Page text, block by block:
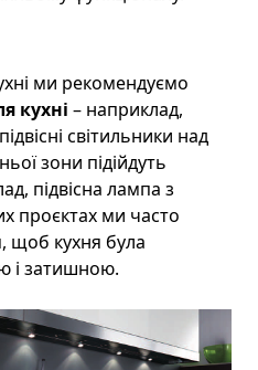
ми рекомендуємо
кухні – наприклад,
світильники над
зони підійдуть
підвісна лампа з
проєктах ми часто
щоб кухня була
і затишною.